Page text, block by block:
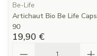
Be-Life
Artichaut Bio Be Life Caps
90
19,90 €